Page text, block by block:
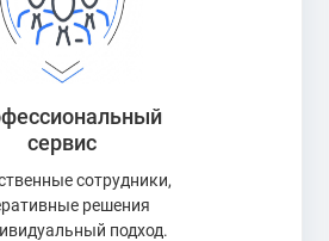
сервис
сотрудники,
решения
подход.